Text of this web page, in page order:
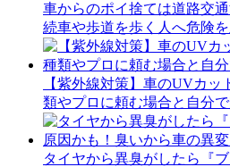
車からのポイ捨ては道路交
続車や歩道を歩く人へ危険
【紫外線対策】車のUVカ
類やプロに頼む場合と自分
タイヤから異臭がしたら『